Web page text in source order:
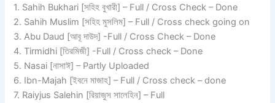
1. Sahih Bukhari [সহিহ বুখারী] – Full / Cross Check – Done
2. Sahih Muslim [সহিহ মুসলিম] – Full / Cross check going on
3. Abu Daud [আবূ দাউদ] -Full / Cross Check – Done
4. Tirmidhi [তিরমিজী] -Full / Cross check – Done
5. Nasai [নাসাঈ] – Partly Uploaded
6. Ibn-Majah [ইবনে মাজাহ] – Full / Cross check – done
7. Raiyjus Salehin [রিয়াজুস সালেহিন] – Full